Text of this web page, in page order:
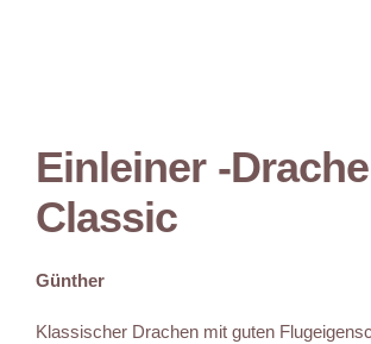
Einleiner -Drache
Classic
Günther
Klassischer Drachen mit guten